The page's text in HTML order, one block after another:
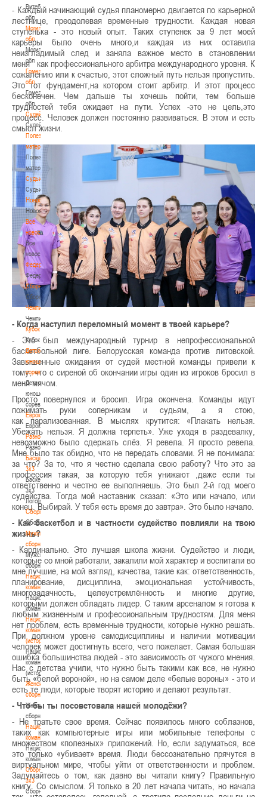
Витебская
обл
Могилевская
обл
Могилевская
обл
Гомельская
обл
Гомельская
обл
Судейство
Судейство
Полезные
материалы
Полезные
материалы
Судьи
Судьи
Новости
Новости
Все
новости
Все
новости
Федерация
Федерация
Сборные
Сборные
Чемпионат
Чемпионат
Кубок
Кубок
Детско-
юношеские
соревнования
Детско-
юношеские
соревнования
Еврокубки
Еврокубки
Разное
Разное
Баскетбол
3х3
Баскетбол
3х3
Лого[modid=121]
Сборные
Сборные
Мужские
сборные
Мужские
сборные
Национальная
команда
Национальная
команда
Национальная
команда
(история)
Национальная
команда
(история)
Женские
сборные
Женские
сборные
Национальная
команда
Национальная
команда
Сборные
3х3
Сборные
- Каждый начинающий судья планомерно двигается по карьерной
лестнице, преодолевая временные трудности. Каждая новая
ступенька - это новый опыт. Таких ступенек за 9 лет моей
карьеры было очень много,и каждая из них оставила
неизгладимый след и заняла важное место в становлении
меня как профессионального арбитра международного уровня. К
сожалению или к счастью, этот сложный путь нельзя пропустить.
Это тот фундамент,на котором стоит арбитр. И этот процесс
бесконечен. Чем дальше ты хочешь пойти, тем больше
трудностей тебя ожидает на пути. Успех -это не цель,это
процесс. Человек должен постоянно развиваться. В этом и есть
смысл жизни.
- Когда наступил переломный момент в твоей карьере?
- Это был международный турнир в непрофессиональной
баскетбольной лиге. Белорусская команда против литовской.
Завышенные ожидания от судей местной команды привели к
тому, что с сиреной об окончании игры один из игроков бросил в
меня мячом.
Просто повернулся и бросил. Игра окончена. Команды идут
пожимать руки соперникам и судьям, а я стою,
как парализованная. В мыслях крутитcя: «Плакать нельзя.
Убежать нельзя. Я должна терпеть». Уже уходя в раздевалку,
невозможно было сдержать слёз. Я ревела. Я просто ревела.
Мне было так обидно, что не передать словами. Я не понимала:
за что? За то, что я честно сделала свою работу? Что это за
профессия такая, за которую тебя унижают ,даже если ты
ответственно и честно ее выполняешь. Это был 2-й год моего
судейства. Тогда мой наставник сказал: «Это или начало, или
конец. Выбирай. У тебя есть время до завтра». Это было начало.
- Как баскетбол и в частности судейство повлияли на твою
жизнь?
- Кардинально. Это лучшая школа жизни. Судейство и люди,
которые со мной работали, закалили мой характер и воспитали во
мне лучшие, на мой взгляд, качества, такие как: ответственность,
планирование, дисциплина, эмоциональная устойчивость,
многозадачность, целеустремлённость и многие другие,
которыми должен обладать лидер. С таким арсеналом я готова к
любым жизненным и профессиональным трудностям. Для меня
нет проблем, есть временные трудности, которые нужно решать.
При должном уровне самодисциплины и наличии мотивации
человек может достигнуть всего, чего пожелает. Самая большая
ошибка большинства людей - это зависимость от чужого мнения.
Нас с детства учили, что нужно быть такими как все, не нужно
быть «белой вороной», но на самом деле «белые вороны» - это и
есть те люди, которые творят историю и делают результат.
- Что бы ты посоветовала нашей молодёжи?
- Не тратьте свое время. Сейчас появилось много соблазнов,
таких как компьютерные игры или мобильные телефоны с
множеством «полезных» приложений. Но, если задуматься, все
это только «убивает» время. Люди бессознательно прячутся в
виртуальном мире, чтобы уйти от ответственности и проблем.
Задумайтесь о том, как давно вы читали книгу? Правильную
книгу. Со смыслом. Я только в 20 лет начала читать, но начала